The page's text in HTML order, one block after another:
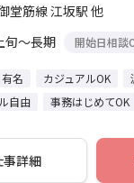
堂筋線 江坂駅 他
旬～長期
開始日相談
名 カジュアルOK
自由 事務はじめてOK
事詳細